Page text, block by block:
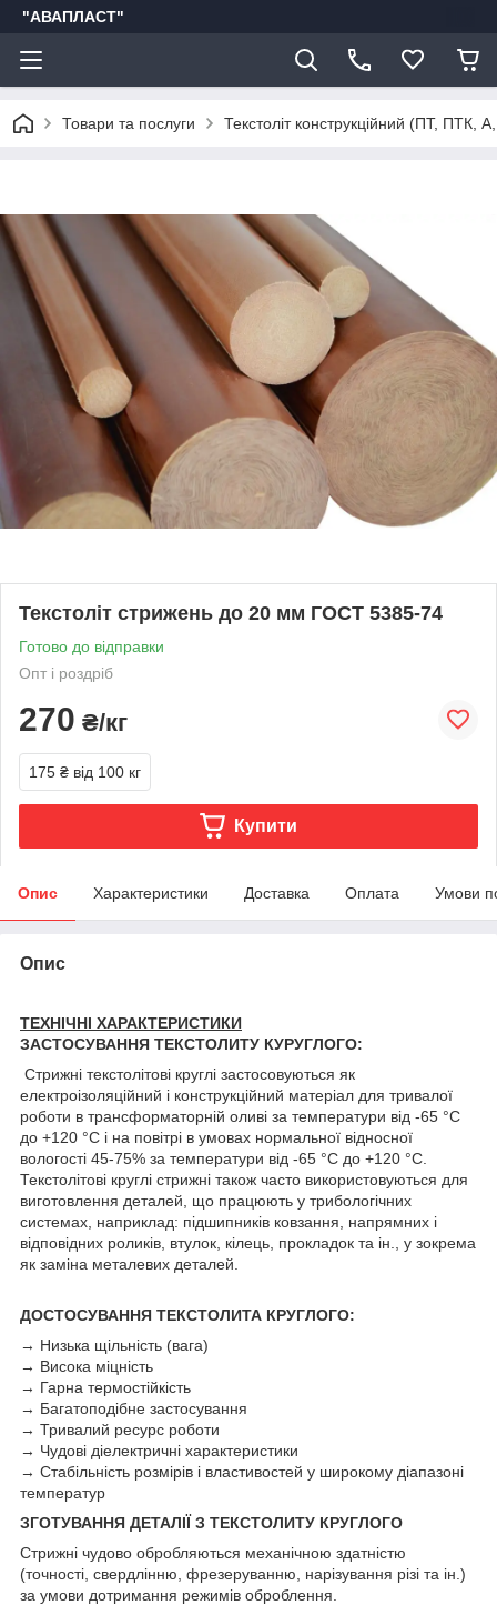
"АВАПЛАСТ"
Товари та послуги Текстоліт конструкційний (ПТ, ПТК,
Текстоліт стрижень до 20 мм ГОСТ 5385-74
Готово до відправки
Опт і роздріб
270 ₴/кг
175 ₴ від 100 кг
Купити
Опис Характеристики Доставка Оплата Умови
Опис
ТЕХНІЧНІ ХАРАКТЕРИСТИКИ
ЗАСТОСУВАННЯ ТЕКСТОЛИТУ КУРУГЛОГО:
Стрижні текстолітові круглі застосовуються як
електроізоляційний і конструкційний матеріал для тривалої
роботи в трансформаторній оливі за температури від -65 °C
до +120 °C і на повітрі в умовах нормальної відносної
вологості 45-75% за температури від -65 °C до +120 °C.
Текстолітові круглі стрижні також часто використовуються для
виготовлення деталей, що працюють у трибологічних
системах, наприклад: підшипників ковзання, напрямних і
відповідних роликів, втулок, кілець, прокладок та ін., у зокрема
як заміна металевих деталей.
ДОСТОСУВАННЯ ТЕКСТОЛИТА КРУГЛОГО:
→ Низька щільність (вага)
→ Висока міцність
→ Гарна термостійкість
→ Багатоподібне застосування
→ Тривалий ресурс роботи
→ Чудові діелектричні характеристики
→ Стабільність розмірів і властивостей у широкому діапазоні
температур
ЗГОТУВАННЯ ДЕТАЛІЇ З ТЕКСТОЛИТУ КРУГЛОГО
Стрижні чудово обробляються механічною здатністю
(точності, свердлінню, фрезеруванню, нарізування різі та ін.)
за умови дотримання режимів оброблення.